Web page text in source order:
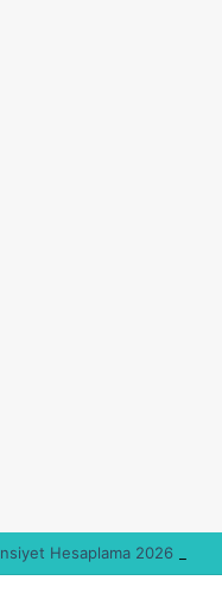
Hesaplama 2026 Güncel